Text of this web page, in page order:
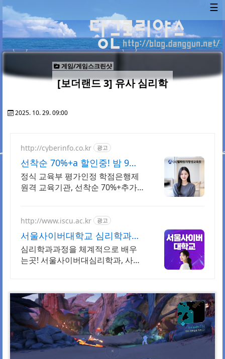
☰
게임/게임스크린샷
[보더랜드 3] 유사 심리학
2025. 10. 29. 09:00
http://cyberinfo.co.kr 광고
선착순 70%+a 할인중! 밤 9시
까지 상담가능!
정식 교육부 평가인정 학점은행제
원격 교육기관, 선착순 70%+추가
위취득!
http://www.iscu.ac.kr 광고
서울사이버대학교 심리학과
2026 가을학기 신편입생
심리학과과정을 체계적으로 배우
는곳! 서울사이버대심리학과, 사이
까지